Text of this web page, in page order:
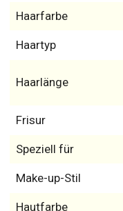
Haarfarbe
Haartyp
Haarlänge
Frisur
Speziell für
Make-up-Stil
Hautfarbe